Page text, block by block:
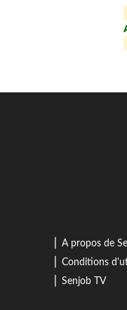
A propos de
Conditions
Senjob TV